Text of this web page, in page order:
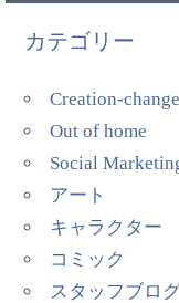
カテゴリー
Creation-
Out of home
Social
アート
キャラクター
コミック
スタッフブロ